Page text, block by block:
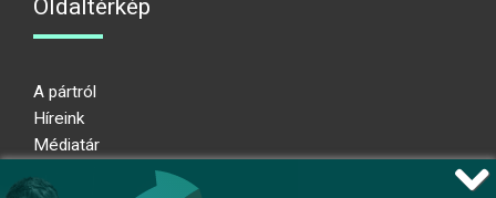
Oldaltérkép
A pártról
Híreink
Médiatár